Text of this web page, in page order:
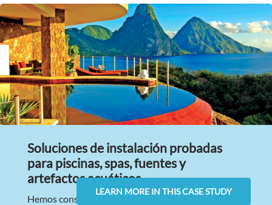
Soluciones de instalación probadas
para piscinas, spas, fuentes y
artefactos acuáticos.
Hemos construido piscinas olímpicas en Pekín y
LEARN MORE IN THIS CASE STUDY